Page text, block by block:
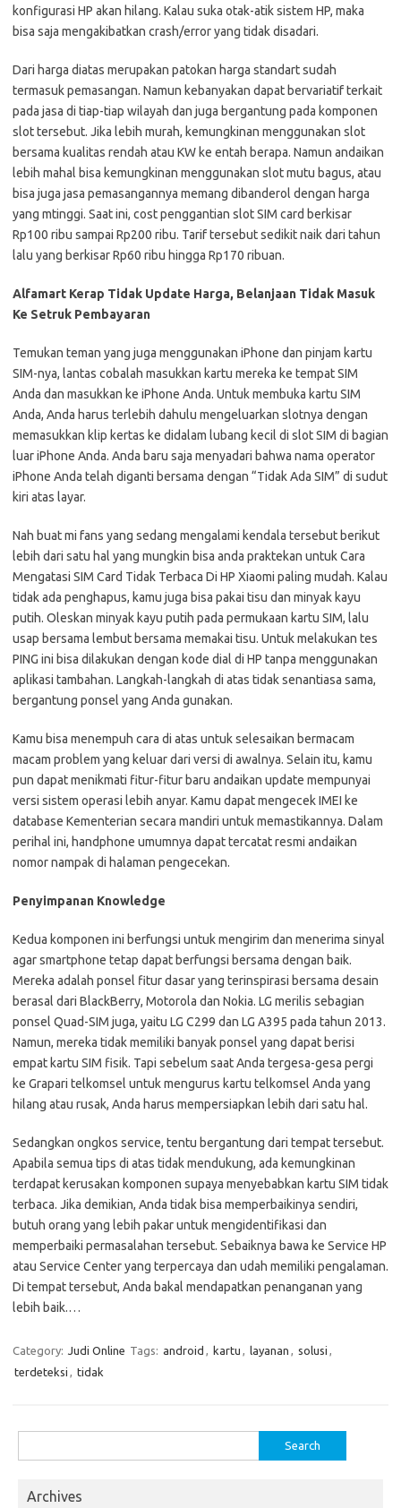
konfigurasi HP akan hilang. Kalau suka otak-atik sistem HP, maka
bisa saja mengakibatkan crash/error yang tidak disadari.
Dari harga diatas merupakan patokan harga standart sudah
termasuk pemasangan. Namun kebanyakan dapat bervariatif terkait
pada jasa di tiap-tiap wilayah dan juga bergantung pada komponen
slot tersebut. Jika lebih murah, kemungkinan menggunakan slot
bersama kualitas rendah atau KW ke entah berapa. Namun andaikan
lebih mahal bisa kemungkinan menggunakan slot mutu bagus, atau
bisa juga jasa pemasangannya memang dibanderol dengan harga
yang mtinggi. Saat ini, cost penggantian slot SIM card berkisar
Rp100 ribu sampai Rp200 ribu. Tarif tersebut sedikit naik dari tahun
lalu yang berkisar Rp60 ribu hingga Rp170 ribuan.
Alfamart Kerap Tidak Update Harga, Belanjaan Tidak Masuk
Ke Setruk Pembayaran
Temukan teman yang juga menggunakan iPhone dan pinjam kartu
SIM-nya, lantas cobalah masukkan kartu mereka ke tempat SIM
Anda dan masukkan ke iPhone Anda. Untuk membuka kartu SIM
Anda, Anda harus terlebih dahulu mengeluarkan slotnya dengan
memasukkan klip kertas ke didalam lubang kecil di slot SIM di bagian
luar iPhone Anda. Anda baru saja menyadari bahwa nama operator
iPhone Anda telah diganti bersama dengan “Tidak Ada SIM” di sudut
kiri atas layar.
Nah buat mi fans yang sedang mengalami kendala tersebut berikut
lebih dari satu hal yang mungkin bisa anda praktekan untuk Cara
Mengatasi SIM Card Tidak Terbaca Di HP Xiaomi paling mudah. Kalau
tidak ada penghapus, kamu juga bisa pakai tisu dan minyak kayu
putih. Oleskan minyak kayu putih pada permukaan kartu SIM, lalu
usap bersama lembut bersama memakai tisu. Untuk melakukan tes
PING ini bisa dilakukan dengan kode dial di HP tanpa menggunakan
aplikasi tambahan. Langkah-langkah di atas tidak senantiasa sama,
bergantung ponsel yang Anda gunakan.
Kamu bisa menempuh cara di atas untuk selesaikan bermacam
macam problem yang keluar dari versi di awalnya. Selain itu, kamu
pun dapat menikmati fitur-fitur baru andaikan update mempunyai
versi sistem operasi lebih anyar. Kamu dapat mengecek IMEI ke
database Kementerian secara mandiri untuk memastikannya. Dalam
perihal ini, handphone umumnya dapat tercatat resmi andaikan
nomor nampak di halaman pengecekan.
Penyimpanan Knowledge
Kedua komponen ini berfungsi untuk mengirim dan menerima sinyal
agar smartphone tetap dapat berfungsi bersama dengan baik.
Mereka adalah ponsel fitur dasar yang terinspirasi bersama desain
berasal dari BlackBerry, Motorola dan Nokia. LG merilis sebagian
ponsel Quad-SIM juga, yaitu LG C299 dan LG A395 pada tahun 2013.
Namun, mereka tidak memiliki banyak ponsel yang dapat berisi
empat kartu SIM fisik. Tapi sebelum saat Anda tergesa-gesa pergi
ke Grapari telkomsel untuk mengurus kartu telkomsel Anda yang
hilang atau rusak, Anda harus mempersiapkan lebih dari satu hal.
Sedangkan ongkos service, tentu bergantung dari tempat tersebut.
Apabila semua tips di atas tidak mendukung, ada kemungkinan
terdapat kerusakan komponen supaya menyebabkan kartu SIM tidak
terbaca. Jika demikian, Anda tidak bisa memperbaikinya sendiri,
butuh orang yang lebih pakar untuk mengidentifikasi dan
memperbaiki permasalahan tersebut. Sebaiknya bawa ke Service HP
atau Service Center yang terpercaya dan udah memiliki pengalaman.
Di tempat tersebut, Anda bakal mendapatkan penanganan yang
lebih baik.…
Category: Judi Online Tags: android , kartu , layanan , solusi ,
terdeteksi , tidak
for:
Archives